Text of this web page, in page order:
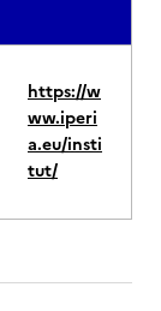
https://w
ww.iperi
a.eu/insti
tut/